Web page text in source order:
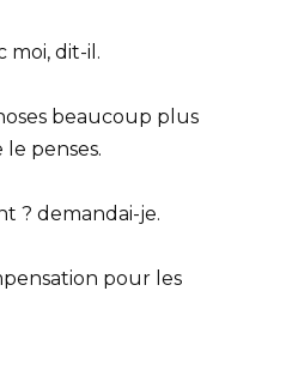
moi, dit-il.
beaucoup plus
penses.
? demandai-je.
pour les